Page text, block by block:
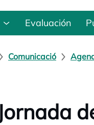
Evaluación
Comunicació